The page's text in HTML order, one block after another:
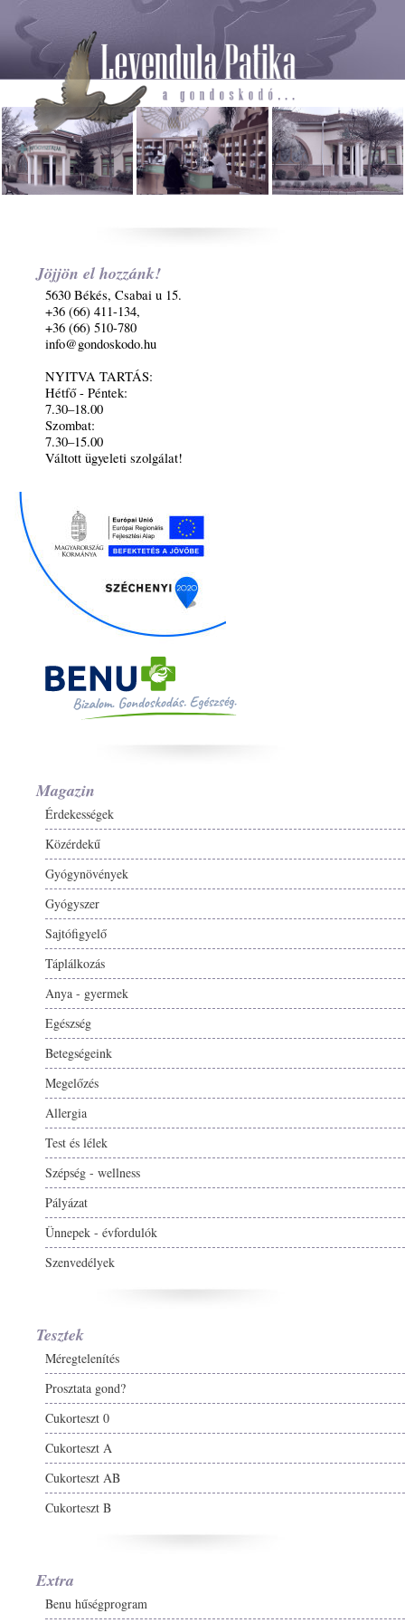
Jöjjön el hozzánk!
5630 Békés, Csabai u 15.
+36 (66) 411-134,
+36 (66) 510-780
info@gondoskodo.hu
NYITVA TARTÁS:
Hétfő - Péntek:
7.30–18.00
Szombat:
7.30–15.00
Váltott ügyeleti szolgálat!
Magazin
Érdekességek
Közérdekű
Gyógynövények
Gyógyszer
Sajtófigyelő
Táplálkozás
Anya - gyermek
Egészség
Betegségeink
Megelőzés
Allergia
Test és lélek
Szépség - wellness
Pályázat
Ünnepek - évfordulók
Szenvedélyek
Tesztek
Méregtelenítés
Prosztata gond?
Cukorteszt 0
Cukorteszt A
Cukorteszt AB
Cukorteszt B
Extra
Benu hűségprogram